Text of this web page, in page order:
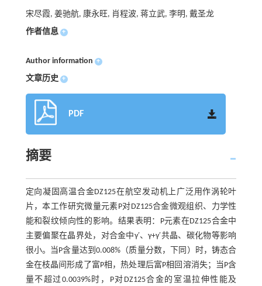
宋尽霞, 姜驰航, 康永旺, 肖程波, 蒋立武, 李明, 戴圣龙
作者信息 +
Author information +
文章历史 +
PDF
摘要
定向凝固高温合金DZ125在航空发动机上广泛用作涡轮叶
片，本工作研究微量元素P对DZ125合金微观组织、力学性
能和裂纹倾向性的影响。结果表明：P元素在DZ125合金中
主要偏聚在晶界处，对合金中γ′、γ+γ′共晶、碳化物等影响
很小。当P含量达到0.008%（质量分数，下同）时，铸态合
金在枝晶间形成了富P相，热处理后富P相回溶消失；当P含
量不超过0.0039%时，P对DZ125合金的室温拉伸性能及